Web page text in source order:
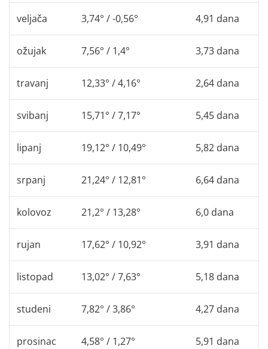
veljača 3,74° / -0,56° 4,91 dana
ožujak 7,56° / 1,4° 3,73 dana
travanj 12,33° / 4,16° 2,64 dana
svibanj 15,71° / 7,17° 5,45 dana
lipanj 19,12° / 10,49° 5,82 dana
srpanj 21,24° / 12,81° 6,64 dana
kolovoz 21,2° / 13,28° 6,0 dana
rujan 17,62° / 10,92° 3,91 dana
listopad 13,02° / 7,63° 5,18 dana
studeni 7,82° / 3,86° 4,27 dana
prosinac 4,58° / 1,27° 5,91 dana